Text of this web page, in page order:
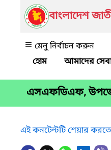
বাংলাদেশ
মেনু নির্বাচন করুন
আমাদের
এসএফডিএফ,
এই কনটেন্টটি শেয়ার